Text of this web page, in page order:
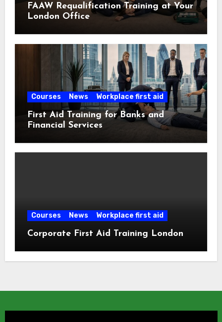
FAAW Requalification Training at Your
London Office
Courses News Workplace first aid
First Aid Training for Banks and
Financial Services
Courses News Workplace first aid
Corporate First Aid Training London